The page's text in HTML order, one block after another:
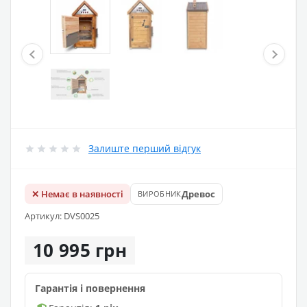
Залиште перший відгук
✕ Немає в наявності ВИРОБНИКДревос
Артикул: DVS0025
10 995 грн
Гарантія і повернення